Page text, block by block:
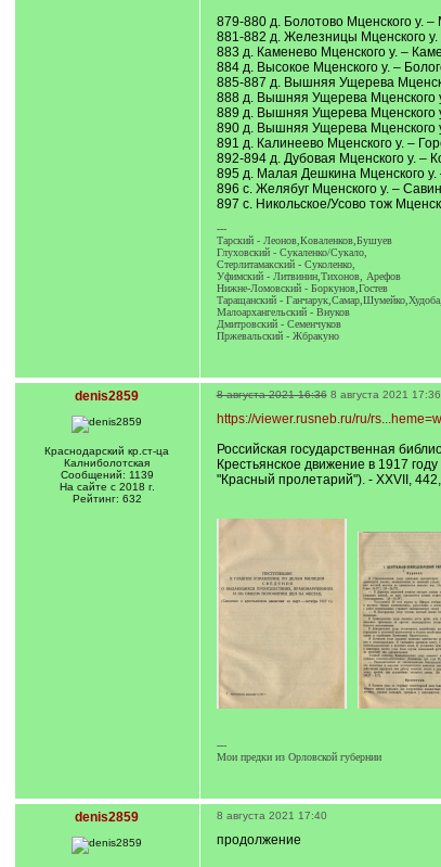
879-880 д. Болотово Мценского у.
881-882 д. Железницы Мценского у.
883 д. Каменево Мценского у. –
884 д. Высокое Мценского у. –
885-887 д. Вышняя Ущерева
888 д. Вышняя Ущерева Мценского
889 д. Вышняя Ущерева Мценского
890 д. Вышняя Ущерева Мценского
891 д. Калинеево Мценского у. –
892-894 д. Дубовая Мценского у. –
895 д. Малая Дешкина Мценского у.
896 с. Желябуг Мценского у. –
897 с. Никольское/Усово тож
---
Тарский - Леонов,Коваленков,Бушуев
Глуховский - Сукаленко/Сукало,
Стерлитамакский - Суколенко,
Уфимский - Литвинин,Тихонов, Арефов
Нижне-Ломовский - Боркунов,Гостев
Таращанский -
Малоархангельский - Внуков
Дмитровский - Семенчуков
Пржевальский - Жбракуно
denis2859
Краснодарский кр.ст-ца
Калниболотская
Сообщений: 1139
На сайте с 2018 г.
Рейтинг: 632
8 августа 2021 16:36 8 августа 2021 17:36
https://viewer.rusneb.ru/ru/
Российская государственная
Крестьянское движение в 1917
"Красный пролетарий"). - XXVII,
---
Мои предки из Орловской губернии
denis2859 8 августа 2021 17:40
продолжение